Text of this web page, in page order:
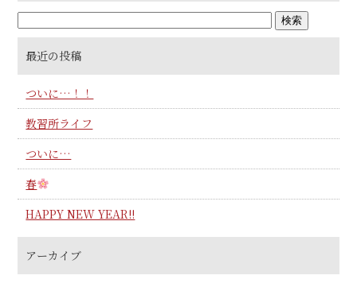
最近の投稿
ついに…！！
教習所ライフ
ついに…
春
HAPPY NEW YEAR!!
アーカイブ